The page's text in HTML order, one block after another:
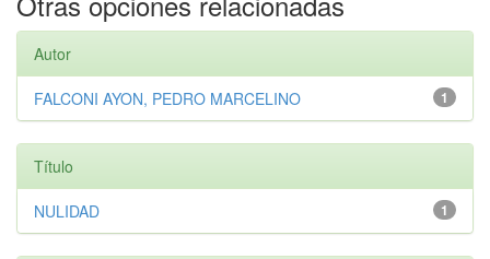
Autor
1
FALCONI AYON, PEDRO MARCELINO
Título
1
NULIDAD